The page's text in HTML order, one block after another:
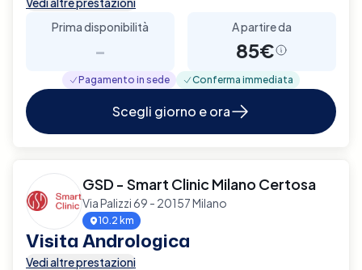
Prima disponibilità
-
A partire da
85€
Pagamento in sede Conferma immediata
Scegli giorno e ora
GSD - Smart Clinic Milano Certosa
Via Palizzi 69 - 20157 Milano
10.2 km
Visita Andrologica
Vedi altre prestazioni